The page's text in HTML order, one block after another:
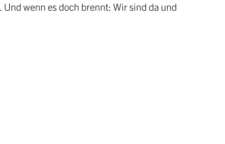
wenn es doch brennt: Wir sind da und